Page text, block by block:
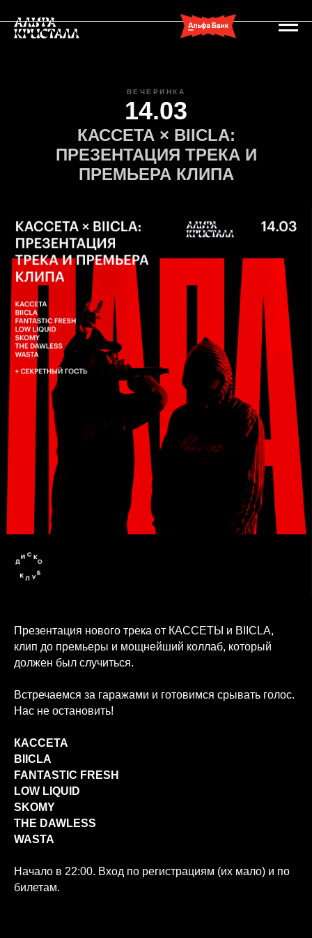
ВЕЧЕРИНКА
14.03
КАССЕТА × BIICLA:
ПРЕЗЕНТАЦИЯ ТРЕКА И
ПРЕМЬЕРА КЛИПА
Презентация нового трека от КАССЕТЫ и BIICLA,
клип до премьеры и мощнейший коллаб, который
должен был случиться.
Встречаемся за гаражами и готовимся срывать голос.
Нас не остановить!
КАССЕТА
BIICLA
FANTASTIC FRESH
LOW LIQUID
SKOMY
THE DAWLESS
WASTA
Начало в 22:00. Вход по регистрациям (их мало) и по
билетам.